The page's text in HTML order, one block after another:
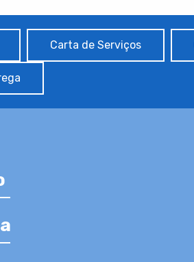
Carta de Serviços